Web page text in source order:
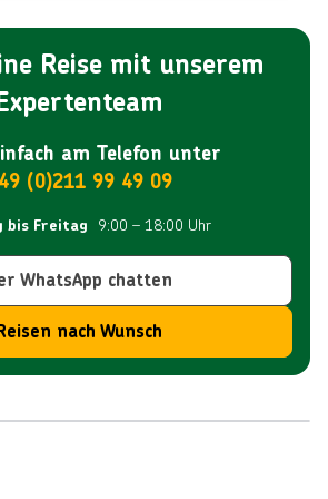
alternative Tour ersetzt.
von der faszinierenden Schönheit
Küstenstadt verzaubern.
Reise mit unserem
am Telefon unter
(0)211 99 49 09
bis Freitag 9:00 – 18:00 Uhr
WhatsApp chatten
nach Wunsch